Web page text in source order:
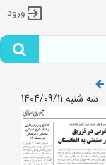
ورود
سه شنبه 1404/09/11